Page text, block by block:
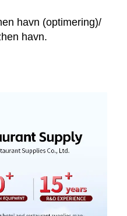
havn (optimering)/
havn.